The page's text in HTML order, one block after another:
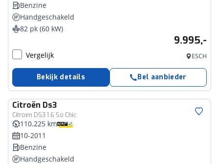
Benzine
Handgeschakeld
82 pk (60 kW)
9.995,-
Vergelijk ESCH
Bekijk details Bel aanbieder
Citroën Ds3
Citroen DS3 1.6 So Chic
110.225 km
10-2011
Benzine
Handgeschakeld